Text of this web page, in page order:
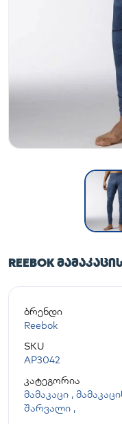
REEBOK
ბრენდი
Reebok
SKU
AP3042
კატეგორია
მამაკაცი ,
შარვალი ,